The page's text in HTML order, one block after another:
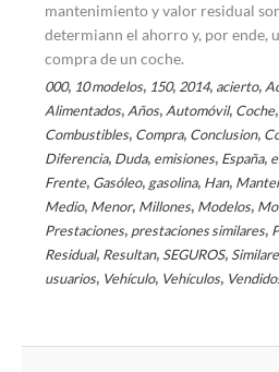
mantenimiento y valor residual
determiann el ahorro y, por ende,
compra de un coche.
000, 10 modelos, 150,2014, acierto,
Alimentados,Años,Automóvil, Coche,
Combustibles, Compra, Conclusion,
Diferencia, Duda, emisiones, España,
Frente, Gasóleo, gasolina, Han,
Medio, Menor, Millones, Modelos,
Prestaciones, prestaciones similares,
Residual, Resultan, SEGUROS,
usuarios, Vehículo, Vehículos,